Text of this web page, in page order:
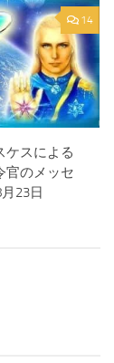
14
ケスによる
官のメッセ
23日